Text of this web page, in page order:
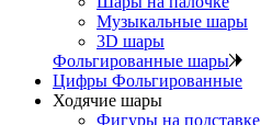
Музыкальные шары
3D шары
Фольгированные шары
Цифры Фольгированные
Ходячие шары
Фигуры на подставке